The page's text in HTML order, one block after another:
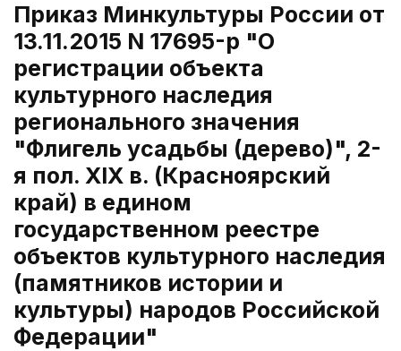
Приказ Минкультуры России от
13.11.2015 N 17695-р "О
регистрации объекта
культурного наследия
регионального значения
"Флигель усадьбы (дерево)", 2-
я пол. XIX в. (Красноярский
край) в едином
государственном реестре
объектов культурного наследия
(памятников истории и
культуры) народов Российской
Федерации"